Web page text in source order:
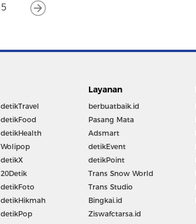
5
detikTravel
detikFood
detikHealth
Wolipop
detikX
20Detik
detikFoto
detikHikmah
detikPop
Layanan
berbuatbaik.id
Pasang Mata
Adsmart
detikEvent
detikPoint
Trans Snow World
Trans Studio
Bingkai.id
Ziswafctarsa.id